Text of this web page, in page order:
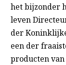
het bijzonder
leven
der
een der
producten